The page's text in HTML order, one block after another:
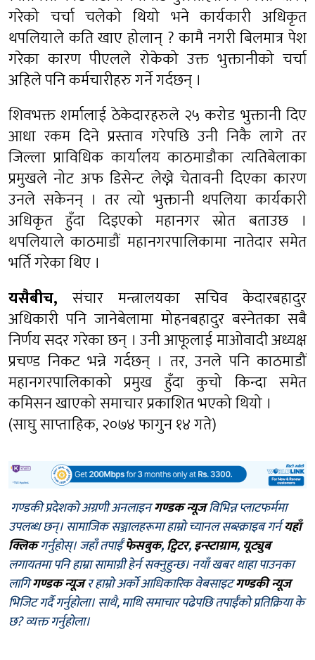
गरेको चर्चा चलेको थियो भने कार्यकारी अधिकृत
थपलियाले कति खाए होलान् ? कामै नगरी बिलमात्र पेश
गरेका कारण पीएलले रोकेको उक्त भुक्तानीको चर्चा
अहिले पनि कर्मचारीहरु गर्ने गर्दछन् ।
शिवभक्त शर्मालाई ठेकेदारहरुले २५ करोड भुक्तानी दिए
आधा रकम दिने प्रस्ताव गरेपछि उनी निकै लागे तर
जिल्ला प्राविधिक कार्यालय काठमाडौका त्यतिबेलाका
प्रमुखले नोट अफ डिसेन्ट लेख्ने चेतावनी दिएका कारण
उनले सकेनन् । तर त्यो भुक्तानी थपलिया कार्यकारी
अधिकृत हुँदा दिइएको महानगर स्रोत बताउछ ।
थपलियाले काठमाडौं महानगरपालिकामा नातेदार समेत
भर्ति गरेका थिए ।
यसैबीच, संचार मन्त्रालयका सचिव केदारबहादुर
अधिकारी पनि जानेबेलामा मोहनबहादुर बस्नेतका सबै
निर्णय सदर गरेका छन् । उनी आफूलाई माओवादी अध्यक्ष
प्रचण्ड निकट भन्ने गर्दछन् । तर, उनले पनि काठमाडौं
महानगरपालिकाको प्रमुख हुँदा कुचो किन्दा समेत
कमिसन खाएको समाचार प्रकाशित भएको थियो ।
(साघु साप्ताहिक, २०७४ फागुन १४ गते)
गण्डकी प्रदेशको अग्रणी अनलाइनगण्डक न्यूजविभिन्न प्लाटफर्ममा
उपलब्ध छन्। सामाजिक सञ्जालहरूमा हाम्रो च्यानल सब्स्क्राइब गर्नयहाँ
क्लिकगर्नुहोस्। जहाँ तपाईँफेसबुक,ट्विटर,इन्स्टाग्राम, यूट्युब
लगायतमा पनि हाम्रा सामाग्री हेर्न सक्नुहुन्छ। नयाँ खबर थाहा पाउनका
लागिगण्डक न्यूजर हाम्रो अर्को आधिकारिक वेबसाइटगण्डकी न्यूज
भिजिट गर्दै गर्नुहोला। साथै, माथि समाचार पढेपछि तपाईँको प्रतिक्रिया के
छ? व्यक्त गर्नुहोला।